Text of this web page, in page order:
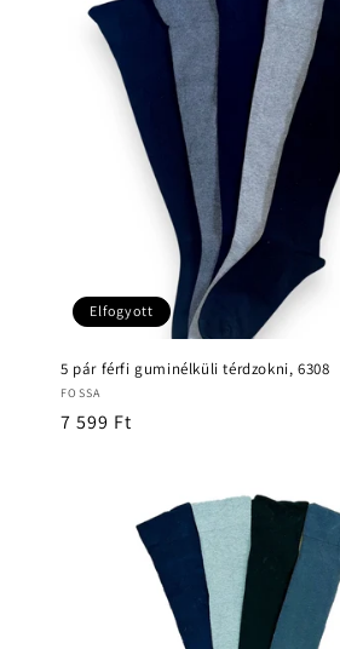
ó
:
Elfogyott
5 pár férfi guminélküli térdzokni, 6308
Forgalmazó:
FOSSA
Normál
7 599 Ft